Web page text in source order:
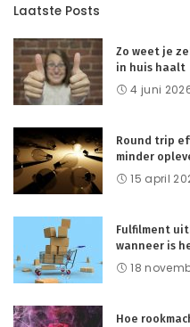
Laatste Posts
Zo weet je
in huis haalt
4 juni
Round trip
minder
15 april
Fulfilment
wanneer is
18
Hoe